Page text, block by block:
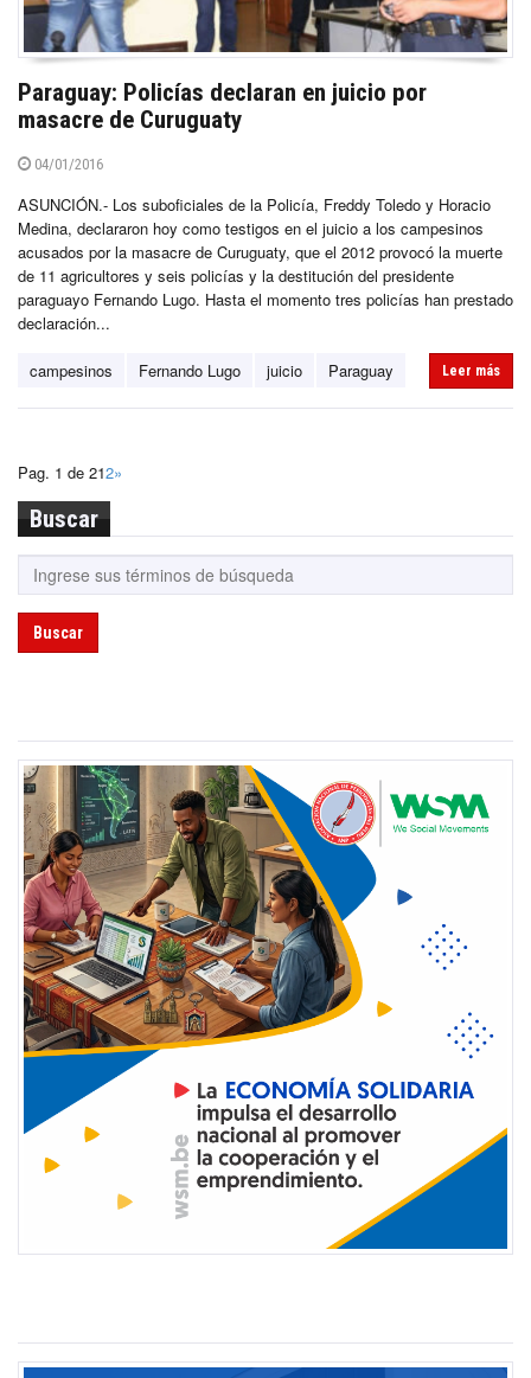
Paraguay: Policías declaran en juicio por
masacre de Curuguaty
04/01/2016
ASUNCIÓN.- Los suboficiales de la Policía, Freddy Toledo y Horacio
Medina, declararon hoy como testigos en el juicio a los campesinos
acusados por la masacre de Curuguaty, que el 2012 provocó la muerte
de 11 agricultores y seis policías y la destitución del presidente
paraguayo Fernando Lugo. Hasta el momento tres policías han prestado
declaración...
campesinos Fernando Lugo juicio Paraguay Leer más
Pag. 1 de 212»
Buscar
Buscar